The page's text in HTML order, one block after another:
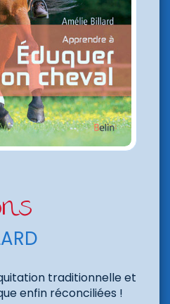
traditionnelle et
enfin réconciliées !